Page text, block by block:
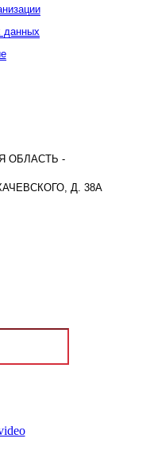
данных
ОБЛАСТЬ -
Д. 38А